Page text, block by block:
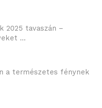
2025 tavaszán –
...
a természetes fénynek